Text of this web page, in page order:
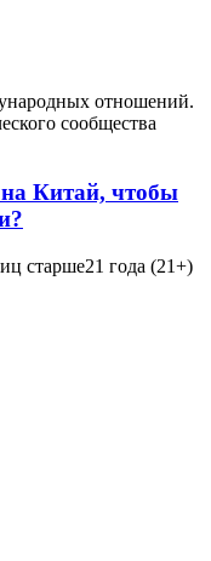
отношений.
сообщества
Китай, чтобы
старше21 года (21+)